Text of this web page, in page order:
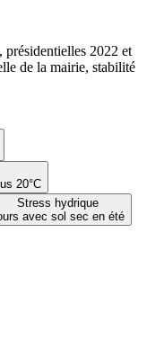
20°C
Stress hydrique
avec sol sec en été
présidentielles 2022 et
de la mairie, stabilité